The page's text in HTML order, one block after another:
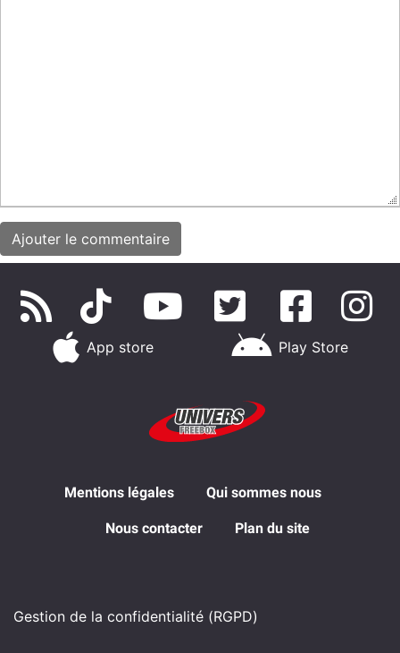
App store Play Store
Mentions légales Qui sommes nous
Nous contacter Plan du site
Gestion de la confidentialité (RGPD)